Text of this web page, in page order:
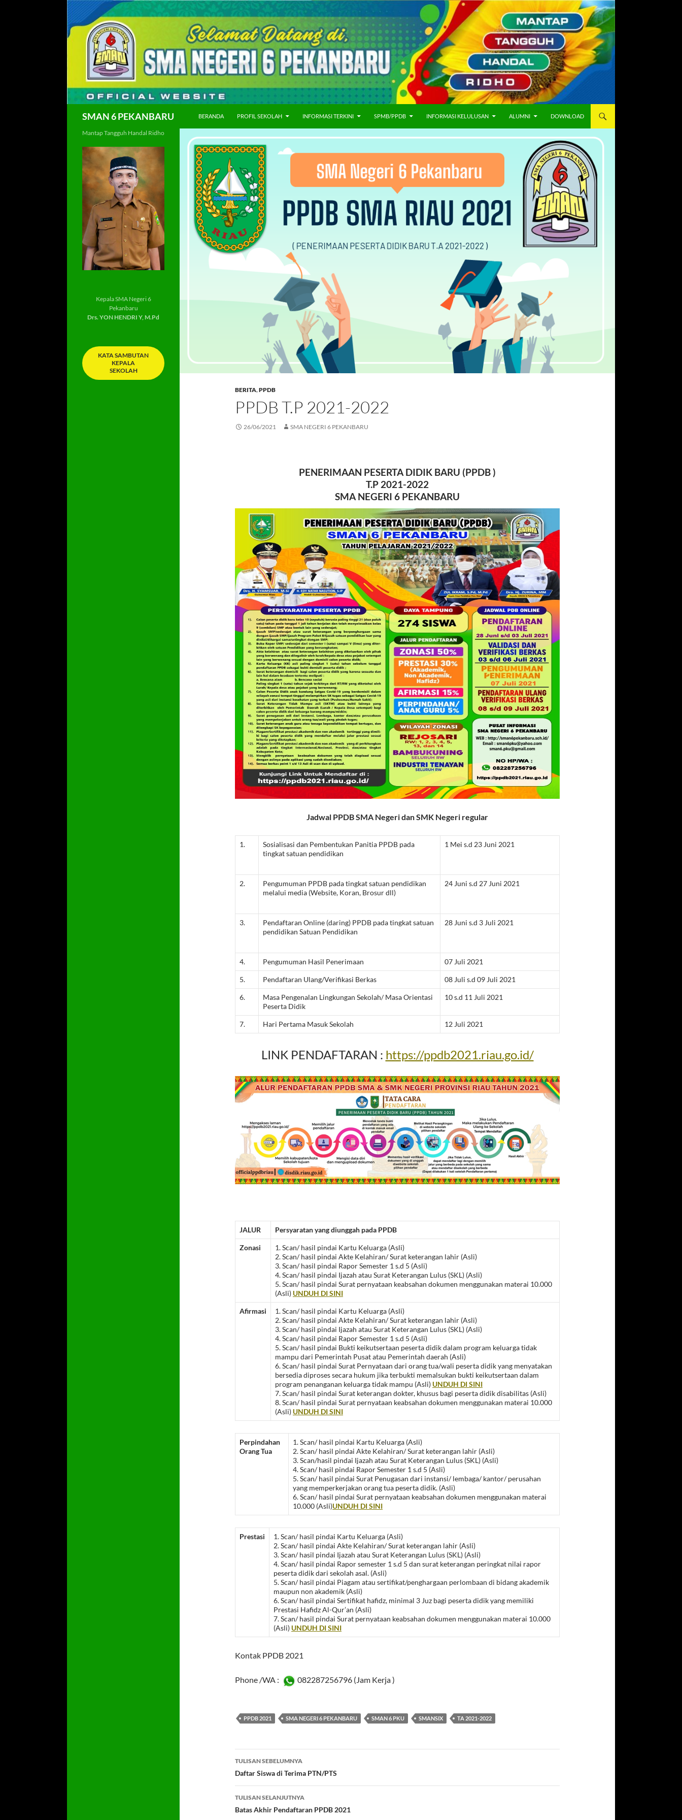
SMAN 6 PEKANBARU BERANDA PROFIL SEKOLAH INFORMASI TERKINI SPMB/PPDB INFORMASI KELULUSAN ALUMNI DOWNLOAD
BERITA,PPDB
PPDB T.P 2021-2022
26/06/2021 SMA NEGERI 6 PEKANBARU
PENERIMAAN PESERTA DIDIK BARU (PPDB )
T.P 2021-2022
SMA NEGERI 6 PEKANBARU
Jadwal PPDB SMA Negeri dan SMK Negeri regular
1.
Sosialisasi dan Pembentukan Panitia PPDB pada
tingkat satuan pendidikan
1 Mei s.d 23 Juni 2021
2.
Pengumuman PPDB pada tingkat satuan pendidikan
melalui media (Website, Koran, Brosur dll)
24 Juni s.d 27 Juni 2021
3.
Pendaftaran Online (daring) PPDB pada tingkat satuan
pendidikan Satuan Pendidikan
28 Juni s.d 3 Juli 2021
4. Pengumuman Hasil Penerimaan 07 Juli 2021
5. Pendaftaran Ulang/Verifikasi Berkas 08 Juli s.d 09 Juli 2021
6.
Masa Pengenalan Lingkungan Sekolah/ Masa Orientasi
Peserta Didik
10 s.d 11 Juli 2021
7. Hari Pertama Masuk Sekolah 12 Juli 2021
LINK PENDAFTARAN : https://ppdb2021.riau.go.id/
JALUR Persyaratan yang diunggah pada PPDB
Zonasi
1. Scan/ hasil pindai Kartu Keluarga (Asli)
2. Scan/ hasil pindai Akte Kelahiran/ Surat keterangan lahir (Asli)
3. Scan/ hasil pindai Rapor Semester 1 s.d 5 (Asli)
4. Scan/ hasil pindai Ijazah atau Surat Keterangan Lulus (SKL) (Asli)
5. Scan/ hasil pindai Surat pernyataan keabsahan dokumen menggunakan materai 10.000
(Asli)UNDUH DI SINI
Afirmasi
1. Scan/ hasil pindai Kartu Keluarga (Asli)
2. Scan/ hasil pindai Akte Kelahiran/ Surat keterangan lahir (Asli)
3. Scan/ hasil pindai Ijazah atau Surat Keterangan Lulus (SKL) (Asli)
4. Scan/ hasil pindai Rapor Semester 1 s.d 5 (Asli)
5. Scan/ hasil pindai Bukti keikutsertaan peserta didik dalam program keluarga tidak
mampu dari Pemerintah Pusat atau Pemerintah daerah (Asli)
6. Scan/ hasil pindai Surat Pernyataan dari orang tua/wali peserta didik yang menyatakan
bersedia diproses secara hukum jika terbukti memalsukan bukti keikutsertaan dalam
program penanganan keluarga tidak mampu (Asli)UNDUH DI SINI
7. Scan/ hasil pindai Surat keterangan dokter, khusus bagi peserta didik disabilitas (Asli)
8. Scan/ hasil pindai Surat pernyataan keabsahan dokumen menggunakan materai 10.000
(Asli)UNDUH DI SINI
Perpindahan
Orang Tua
1. Scan/ hasil pindai Kartu Keluarga (Asli)
2. Scan/ hasil pindai Akte Kelahiran/ Surat keterangan lahir (Asli)
3. Scan/hasil pindai Ijazah atau Surat Keterangan Lulus (SKL) (Asli)
4. Scan/ hasil pindai Rapor Semester 1 s.d 5 (Asli)
5. Scan/ hasil pindai Surat Penugasan dari instansi/ lembaga/ kantor/ perusahan
yang memperkerjakan orang tua peserta didik. (Asli)
6. Scan/ hasil pindai Surat pernyataan keabsahan dokumen menggunakan materai
10.000 (Asli)UNDUH DI SINI
Prestasi
1. Scan/ hasil pindai Kartu Keluarga (Asli)
2. Scan/ hasil pindai Akte Kelahiran/ Surat keterangan lahir (Asli)
3. Scan/ hasil pindai Ijazah atau Surat Keterangan Lulus (SKL) (Asli)
4. Scan/ hasil pindai Rapor semester 1 s.d 5 dan surat keterangan peringkat nilai rapor
peserta didik dari sekolah asal. (Asli)
5. Scan/ hasil pindai Piagam atau sertifikat/penghargaan perlombaan di bidang akademik
maupun non akademik (Asli)
6. Scan/ hasil pindai Sertifikat hafidz, minimal 3 Juz bagi peserta didik yang memiliki
Prestasi Hafidz Al-Qur’an (Asli)
7. Scan/ hasil pindai Surat pernyataan keabsahan dokumen menggunakan materai 10.000
(Asli)UNDUH DI SINI
Kontak PPDB 2021
Phone /WA : 082287256796 (Jam Kerja )
PPDB 2021 SMA NEGERI 6 PEKANBARU SMAN 6 PKU SMANSIX TA 2021-2022
Navigasi
Tulisan
TULISAN SEBELUMNYA
Daftar Siswa di Terima PTN/PTS
TULISAN SELANJUTNYA
Batas Akhir Pendaftaran PPDB 2021
Mantap Tangguh Handal Ridho
Kepala SMA Negeri 6
Pekanbaru
Drs. YON HENDRI Y, M.Pd
KATA SAMBUTAN
KEPALA
SEKOLAH